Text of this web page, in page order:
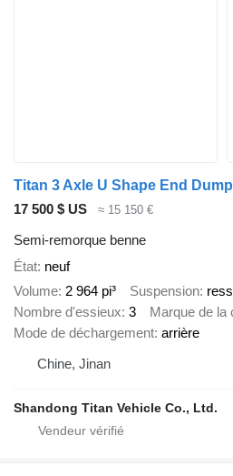
Titan 3 Axle U Shape End
17 500 $ US
≈ 15 150 €
Semi-remorque benne
État neuf
Volume 2 964 pi³ Suspension
Nombre d'essieux 3 Marque de la
Mode de déchargement arrière
Chine, Jinan
Shandong Titan Vehicle Co., Ltd.